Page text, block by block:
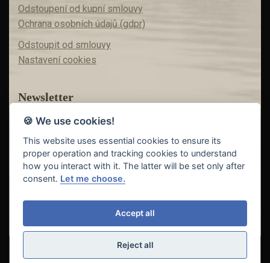
Odstoupení od kupní smlouvy
Ochrana osobních údajů (gdpr)
Odstoupit od smlouvy
Nastavení cookies
Newsletter
Máte zájem o akční nabídky?
Teď už vám nic neunikne!
FISHING INVEST s.r.o. | partner
🍪 We use cookies!
This website uses essential cookies to ensure its
proper operation and tracking cookies to understand
how you interact with it. The latter will be set only after
consent. Let me choose.
Accept all
Reject all